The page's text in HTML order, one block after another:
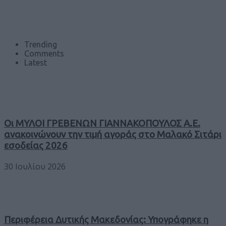
Trending
Comments
Latest
Οι ΜΥΛΟΙ ΓΡΕΒΕΝΩΝ ΓΙΑΝΝΑΚΟΠΟΥΛΟΣ Α.Ε.
ανακοινώνουν την τιμή αγοράς στο Μαλακό Σιτάρι
εσοδείας 2026
30 Ιουλίου 2026
Περιφέρεια Δυτικής Μακεδονίας: Υπογράφηκε η